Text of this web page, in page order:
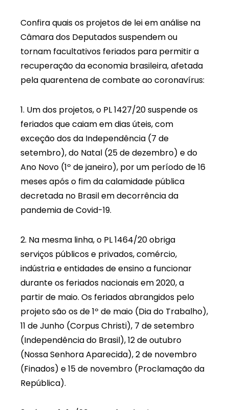
Confira quais os projetos de lei em análise na
Câmara dos Deputados suspendem ou
tornam facultativos feriados para permitir a
recuperação da economia brasileira, afetada
pela quarentena de combate ao coronavírus:
1. Um dos projetos, o PL 1427/20 suspende os
feriados que caiam em dias úteis, com
exceção dos da Independência (7 de
setembro), do Natal (25 de dezembro) e do
Ano Novo (1º de janeiro), por um período de 16
meses após o fim da calamidade pública
decretada no Brasil em decorrência da
pandemia de Covid-19.
2. Na mesma linha, o PL 1464/20 obriga
serviços públicos e privados, comércio,
indústria e entidades de ensino a funcionar
durante os feriados nacionais em 2020, a
partir de maio. Os feriados abrangidos pelo
projeto são os de 1º de maio (Dia do Trabalho),
11 de Junho (Corpus Christi), 7 de setembro
(Independência do Brasil), 12 de outubro
(Nossa Senhora Aparecida), 2 de novembro
(Finados) e 15 de novembro (Proclamação da
República).